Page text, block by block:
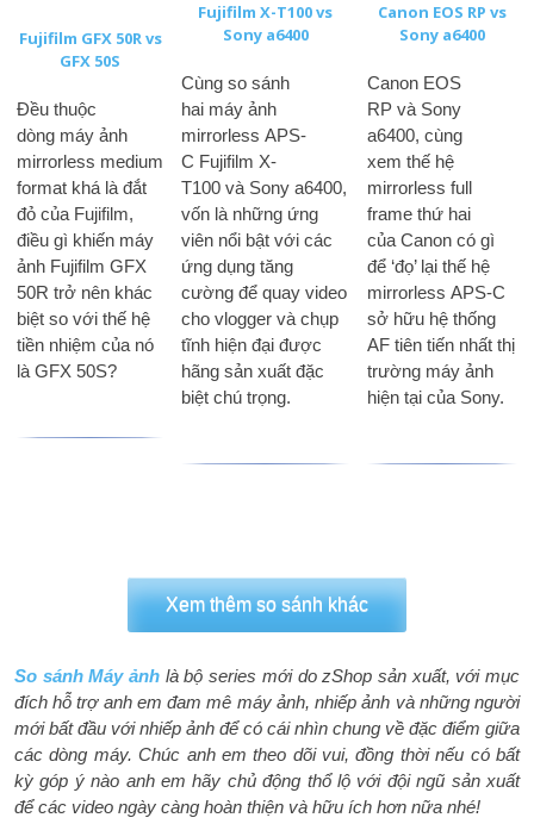
Fujifilm GFX 50R vs
GFX 50S
Đều thuộc
dòng máy ảnh
mirrorless medium
format khá là đắt
đỏ của Fujifilm,
điều gì khiến máy
ảnh Fujifilm GFX
50R trở nên khác
biệt so với thế hệ
tiền nhiệm của nó
là GFX 50S?
Fujifilm X-T100 vs
Sony a6400
Cùng so sánh
hai máy ảnh
mirrorless APS-
C Fujifilm X-
T100 và Sony a6400,
vốn là những ứng
viên nổi bật với các
ứng dụng tăng
cường để quay video
cho vlogger và chụp
tĩnh hiện đại được
hãng sản xuất đặc
biệt chú trọng.
Canon EOS RP vs
Sony a6400
Canon EOS
RP và Sony
a6400, cùng
xem thế hệ
mirrorless full
frame thứ hai
của Canon có gì
để ‘đọ’ lại thế hệ
mirrorless APS-C
sở hữu hệ thống
AF tiên tiến nhất thị
trường máy ảnh
hiện tại của Sony.
Xem thêm so sánh khác
So sánh Máy ảnh là bộ series mới do zShop sản xuất, với mục
đích hỗ trợ anh em đam mê máy ảnh, nhiếp ảnh và những người
mới bất đầu với nhiếp ảnh để có cái nhìn chung về đặc điểm giữa
các dòng máy. Chúc anh em theo dõi vui, đồng thời nếu có bất
kỳ góp ý nào anh em hãy chủ động thổ lộ với đội ngũ sản xuất
để các video ngày càng hoàn thiện và hữu ích hơn nữa nhé!